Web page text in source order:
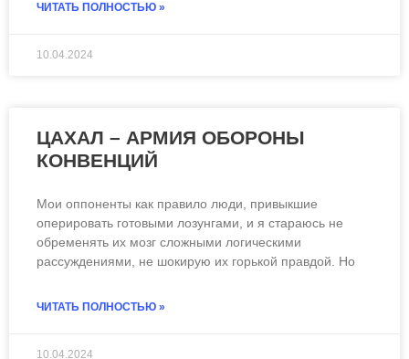
ЧИТАТЬ ПОЛНОСТЬЮ »
10.04.2024
ЦАХАЛ – АРМИЯ ОБОРОНЫ
КОНВЕНЦИЙ
Мои оппоненты как правило люди, привыкшие
оперировать готовыми лозунгами, и я стараюсь не
обременять их мозг сложными логическими
рассуждениями, не шокирую их горькой правдой. Но
ЧИТАТЬ ПОЛНОСТЬЮ »
10.04.2024